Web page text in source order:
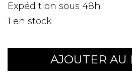
Expédition sous 48h
1 en stock
AJOUTER AU